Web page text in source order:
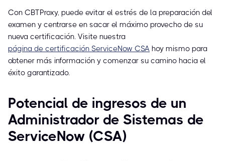
Con CBTProxy, puede evitar el estrés de la preparación del
examen y centrarse en sacar el máximo provecho de su
nueva certificación. Visite nuestra
página de certificación ServiceNow CSA hoy mismo para
obtener más información y comenzar su camino hacia el
éxito garantizado.
Potencial de ingresos de un
Administrador de Sistemas de
ServiceNow (CSA)